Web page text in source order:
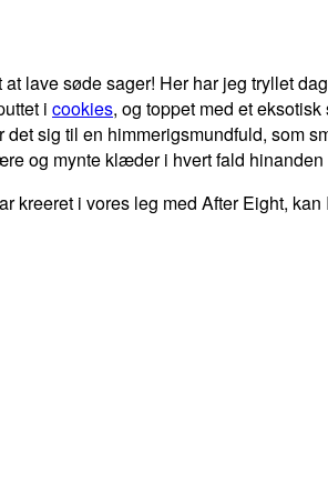
lave søde sager! Her har jeg tryllet
i cookies, og toppet med et
sig til en himmerigsmundfuld, som
og mynte klæder i hvert fald hinanden
kreeret i vores leg med After Eight,